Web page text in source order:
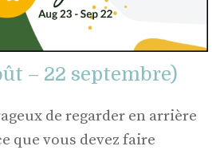
– 22 septembre)
de regarder en arrière
que vous devez faire